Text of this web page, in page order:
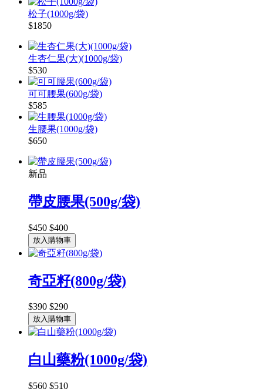
松子(1000g/袋)
$1850
生杏仁果(大)(1000g/袋)
$530
可可腰果(600g/袋)
$585
生腰果(1000g/袋)
$650
新品
帶皮腰果(500g/袋)
$450 $400
放入購物車
奇亞籽(800g/袋)
$390 $290
放入購物車
白山藥粉(1000g/袋)
$560 $510